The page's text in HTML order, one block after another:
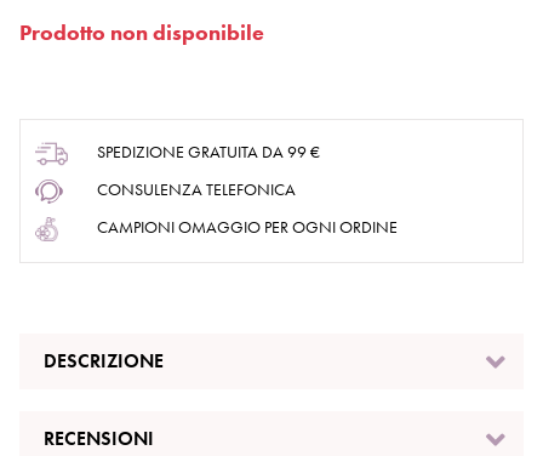
Prodotto non disponibile
SPEDIZIONE GRATUITA DA 99 €
CONSULENZA TELEFONICA
CAMPIONI OMAGGIO PER OGNI ORDINE
DESCRIZIONE
RECENSIONI